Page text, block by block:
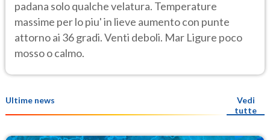
padana solo qualche velatura. Temperature
massime per lo piu' in lieve aumento con punte
attorno ai 36 gradi. Venti deboli. Mar Ligure poco
mosso o calmo.
Ultime news
Vedi
tutte